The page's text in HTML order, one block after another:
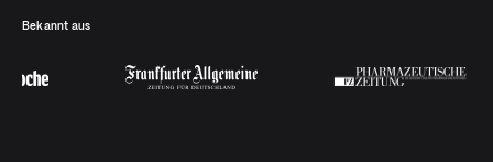
Bekannt aus